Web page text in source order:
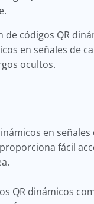
códigos QR
en señales de
ocultos.
en
fácil
QR dinámicos